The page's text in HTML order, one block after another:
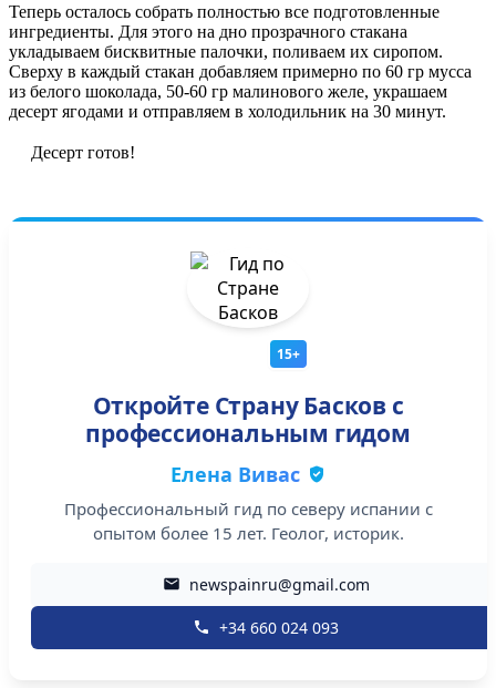
Теперь осталось собрать полностью все подготовленные
ингредиенты. Для этого на дно прозрачного стакана
укладываем бисквитные палочки, поливаем их сиропом.
Сверху в каждый стакан добавляем примерно по 60 гр мусса
из белого шоколада, 50-60 гр малинового желе, украшаем
десерт ягодами и отправляем в холодильник на 30 минут.
Десерт готов!
15+
Откройте Страну Басков с
профессиональным гидом
Елена Вивас
Профессиональный гид по северу испании с
опытом более 15 лет. Геолог, историк.
newspainru@gmail.com
+34 660 024 093